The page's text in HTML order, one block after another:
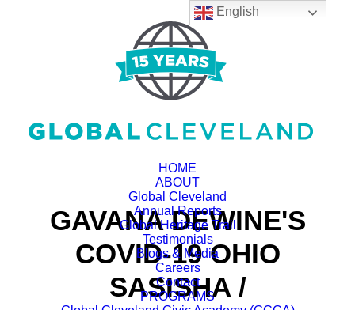
HOME
ABOUT
Global Cleveland
Annual Reports
Global Heritage Trail
Testimonials
Blogs & Media
Careers
Contact
PROGRAMS
GAVANA DEWINE'S
COVID-19 OHIO
SASISHA /
English